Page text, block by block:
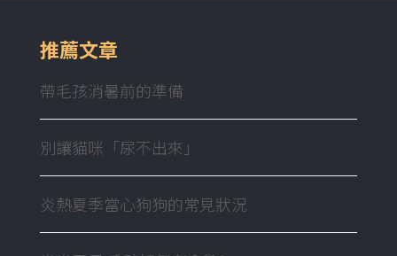
推薦文章
帶毛孩消暑前的準備
別讓貓咪「尿不出來」
炎熱夏季當心狗狗的常見狀況